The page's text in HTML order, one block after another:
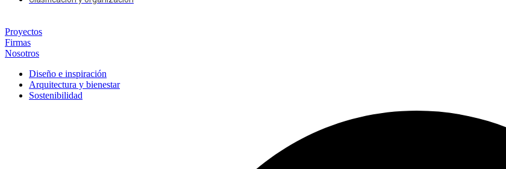
Proyectos
Firmas
Nosotros
Diseño e inspiración
Arquitectura y bienestar
Sostenibilidad